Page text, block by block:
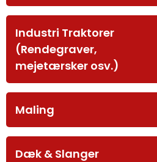
Industri Traktorer
(Rendegraver,
mejetærsker osv.)
Maling
Dæk & Slanger